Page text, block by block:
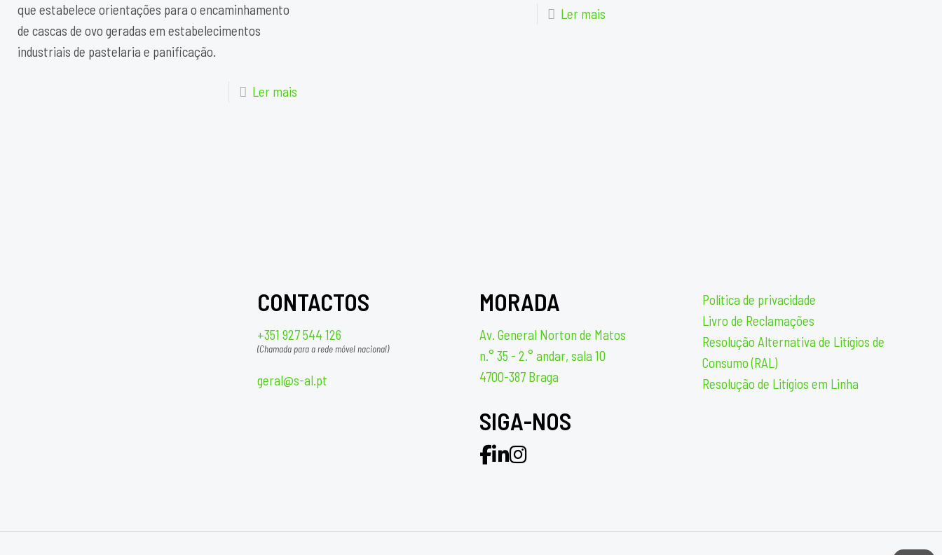
que estabelece orientações para o encaminhamento
de cascas de ovo geradas em estabelecimentos
industriais de pastelaria e panificação.
Ler mais
Ler mais
CONTACTOS
+351 927 544 126
(Chamada para a rede móvel nacional)
geral@s-al.pt
MORADA
Av. General Norton de Matos
n.° 35 - 2.° andar, sala 10
4700-387 Braga
SIGA-NOS
Política de privacidade
Livro de Reclamações
Resolução Alternativa de Litígios de
Consumo (RAL)
Resolução de Litígios em Linha